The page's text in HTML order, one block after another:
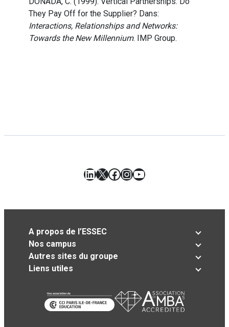
They Pay Off for the Supplier? Dans:
Interactions, Relationships and Networks:
Towards the New Millennium. IMP Group.
LinkedIn
X Facebook
Instagram
YouTube
A propos de l’ESSEC
Nos campus
Autres sites du groupe
Liens utiles